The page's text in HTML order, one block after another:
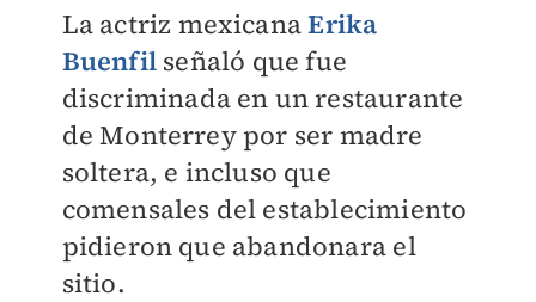
La actriz mexicanaErika
Buenfilseñaló que fue
discriminada en un restaurante
de Monterrey por ser madre
soltera, e incluso que
comensales del establecimiento
pidieron que abandonara el
sitio.